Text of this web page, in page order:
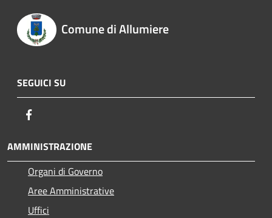
Comune di Allumiere
SEGUICI SU
AMMINISTRAZIONE
Organi di Governo
Aree Amministrative
Uffici